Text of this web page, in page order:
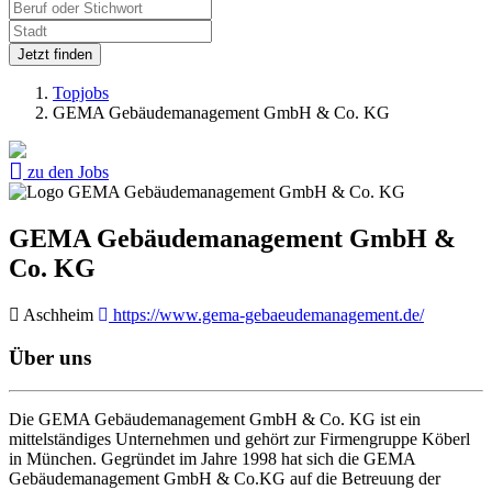
Jetzt finden
Topjobs
GEMA Gebäudemanagement GmbH & Co. KG
zu den Jobs
GEMA Gebäudemanagement GmbH &
Co. KG
Aschheim https://www.gema-gebaeudemanagement.de/
Über uns
Die GEMA Gebäudemanagement GmbH & Co. KG ist ein
mittelständiges Unternehmen und gehört zur Firmengruppe Köberl
in München. Gegründet im Jahre 1998 hat sich die GEMA
Gebäudemanagement GmbH & Co.KG auf die Betreuung der